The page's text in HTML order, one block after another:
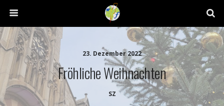
23. Dezember 2022
Fröhliche Weihnachten
SZ